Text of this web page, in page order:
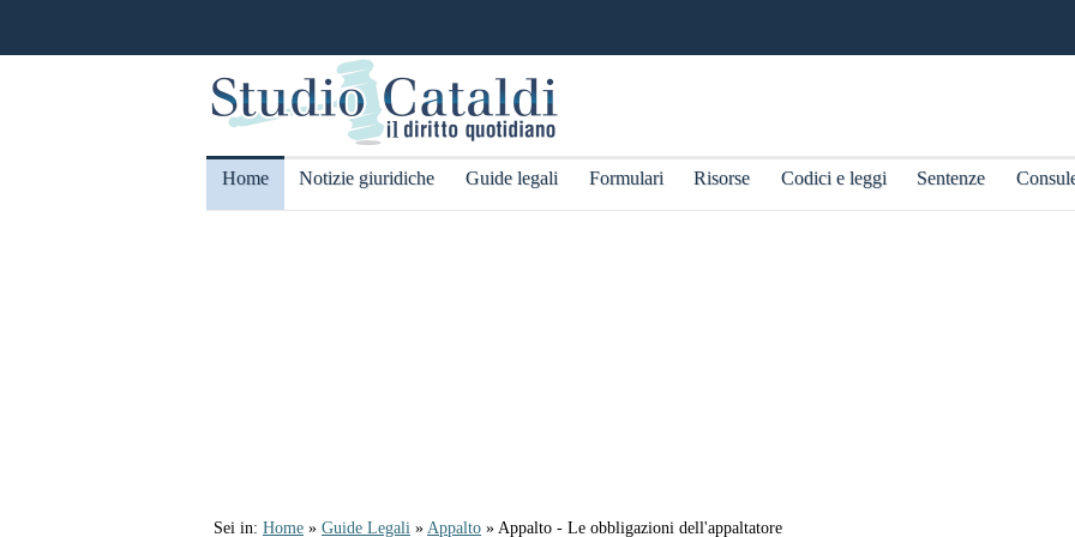
Home Notizie giuridiche Guide legali Formulari Risorse Codici e leggi Sentenze
Sei in: Home » Guide Legali » Appalto » Appalto - Le obbligazioni dell'appaltatore